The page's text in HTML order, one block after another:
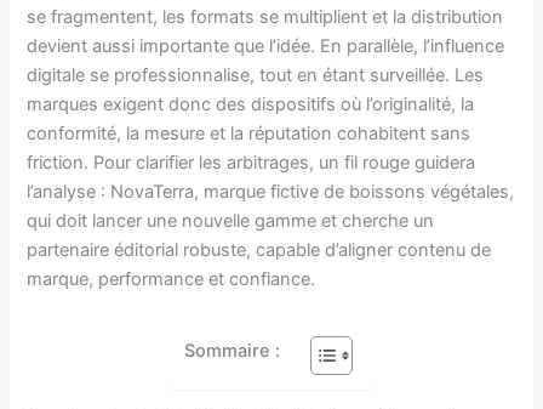
se fragmentent, les formats se multiplient et la distribution
devient aussi importante que l’idée. En parallèle, l’influence
digitale se professionnalise, tout en étant surveillée. Les
marques exigent donc des dispositifs où l’originalité, la
conformité, la mesure et la réputation cohabitent sans
friction. Pour clarifier les arbitrages, un fil rouge guidera
l’analyse : NovaTerra, marque fictive de boissons végétales,
qui doit lancer une nouvelle gamme et cherche un
partenaire éditorial robuste, capable d’aligner contenu de
marque, performance et confiance.
Sommaire :